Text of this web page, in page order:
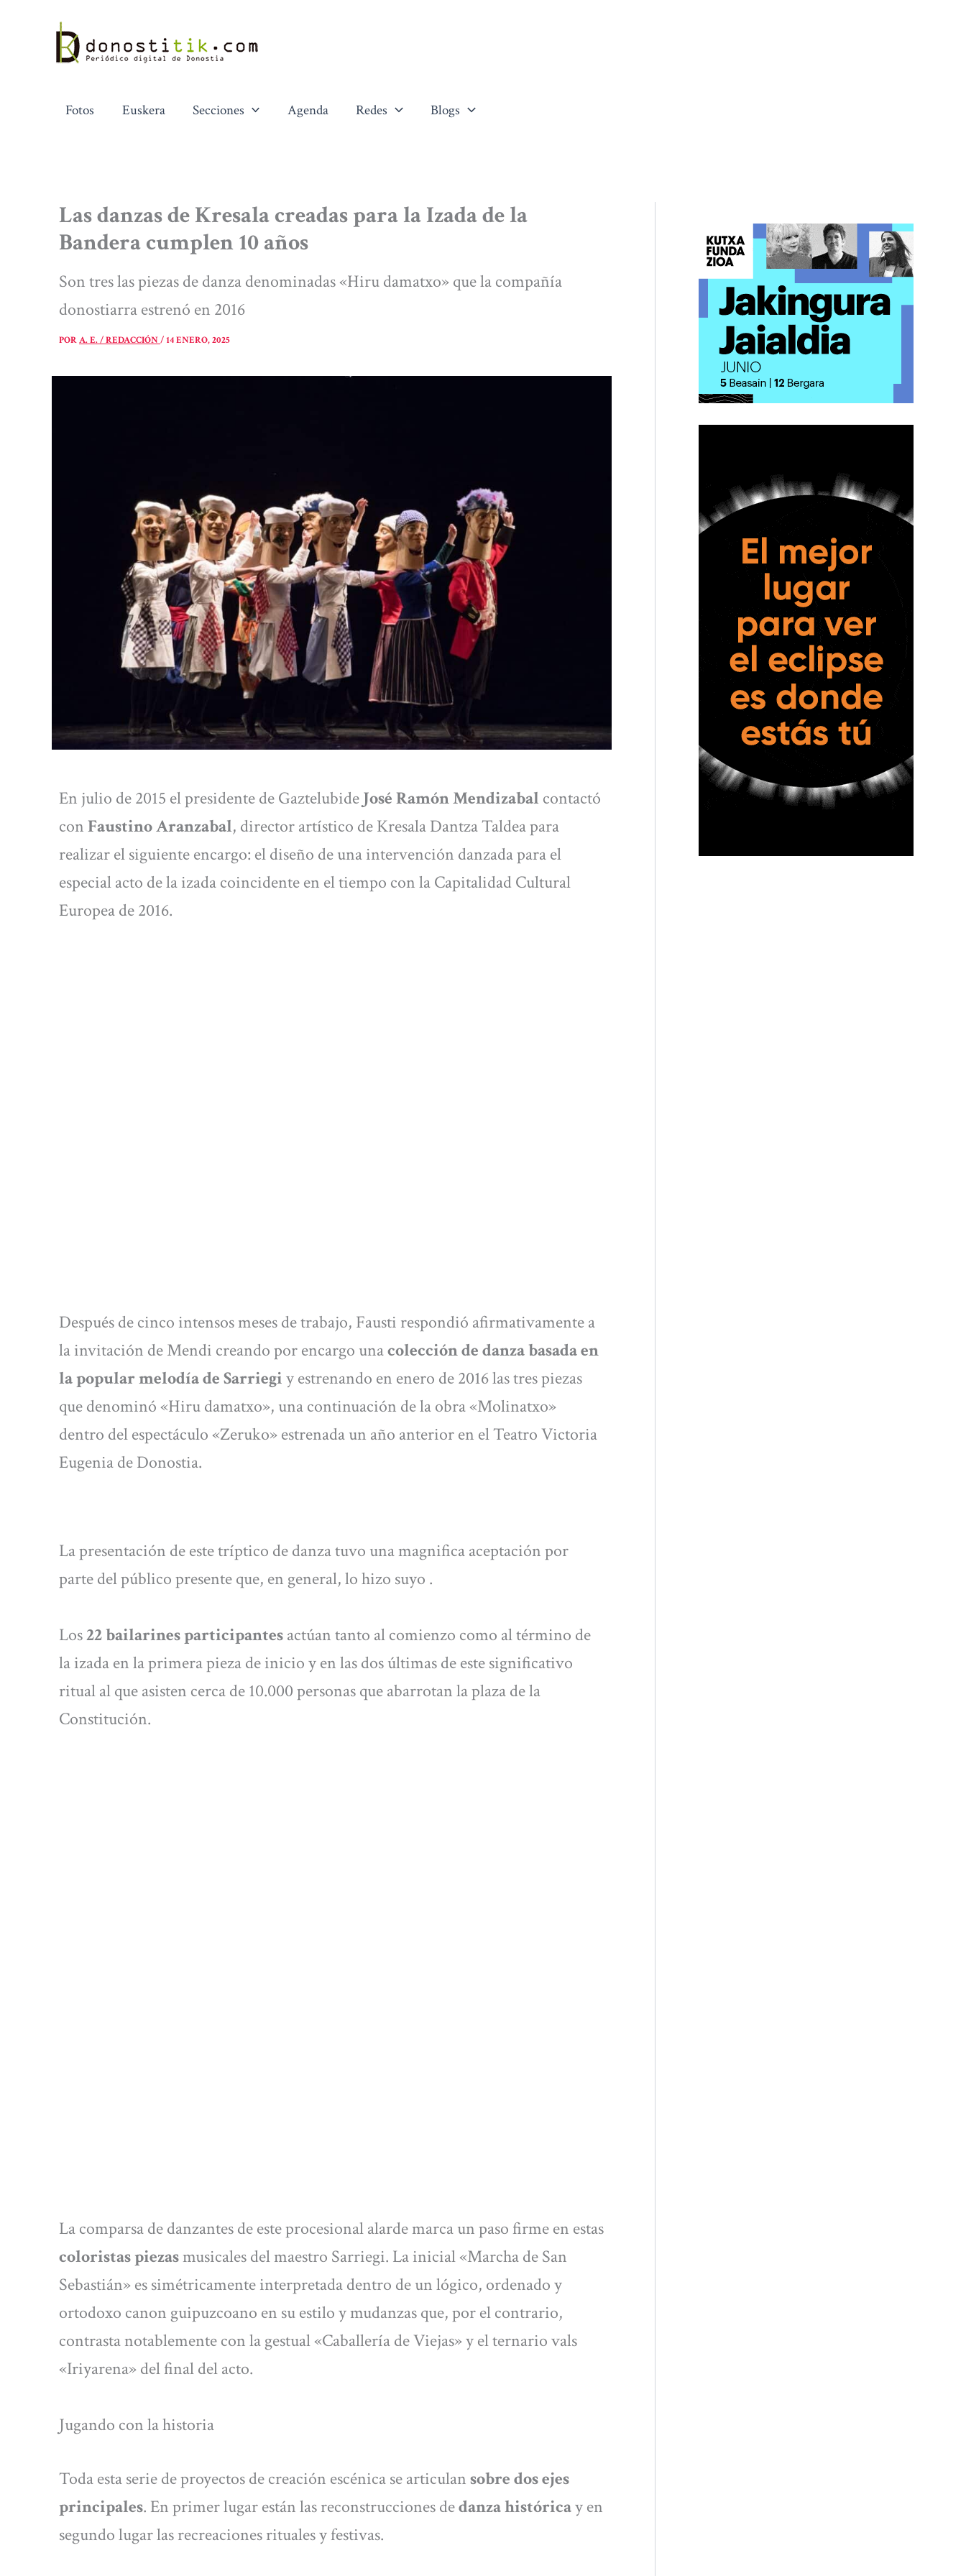
contenido
Fotos Euskera Secciones Agenda Redes Blogs
Las danzas de Kresala creadas para la Izada de la
Bandera cumplen 10 años
Son tres las piezas de danza denominadas «Hiru damatxo» que la compañía
donostiarra estrenó en 2016
PORA. E. / REDACCIÓN/14 ENERO, 2025
En julio de 2015 el presidente de GaztelubideJosé Ramón Mendizabal contactó
conFaustino Aranzabal, director artístico de Kresala Dantza Taldea para
realizar el siguiente encargo: el diseño de una intervención danzada para el
especial acto de la izada coincidente en el tiempo con la Capitalidad Cultural
Europea de 2016.
Después de cinco intensos meses de trabajo, Fausti respondió afirmativamente a
la invitación de Mendi creando por encargo unacolección de danza basada en
la popular melodía de Sarriegiy estrenando en enero de 2016 las tres piezas
que denominó «Hiru damatxo», una continuación de la obra «Molinatxo»
dentro del espectáculo «Zeruko» estrenada un año anterior en el Teatro Victoria
Eugenia de Donostia.
La presentación de este tríptico de danza tuvo una magnifica aceptación por
parte del público presente que, en general, lo hizo suyo .
Los22 bailarines participantesactúan tanto al comienzo como al término de
la izada en la primera pieza de inicio y en las dos últimas de este significativo
ritual al que asisten cerca de 10.000 personas que abarrotan la plaza de la
Constitución.
La comparsa de danzantes de este procesional alarde marca un paso firme en estas
coloristas piezasmusicales del maestro Sarriegi. La inicial «Marcha de San
Sebastián» es simétricamente interpretada dentro de un lógico, ordenado y
ortodoxo canon guipuzcoano en su estilo y mudanzas que, por el contrario,
contrasta notablemente con la gestual «Caballería de Viejas» y el ternario vals
«Iriyarena» del final del acto.
Jugando con la historia
Toda esta serie de proyectos de creación escénica se articulansobre dos ejes
principales. En primer lugar están las reconstrucciones dedanza históricay en
segundo lugar las recreaciones rituales y festivas.